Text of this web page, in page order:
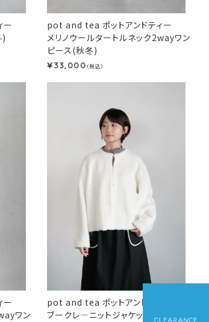
ー
)
pot and tea ポットアンドティー
メリノウールタートルネック2wayワン
ピース(秋冬)
¥ 33,000 （税込）
ー
ワン
pot and tea ポットアンドティー
ブークレ―ニットジャケット(秋冬)